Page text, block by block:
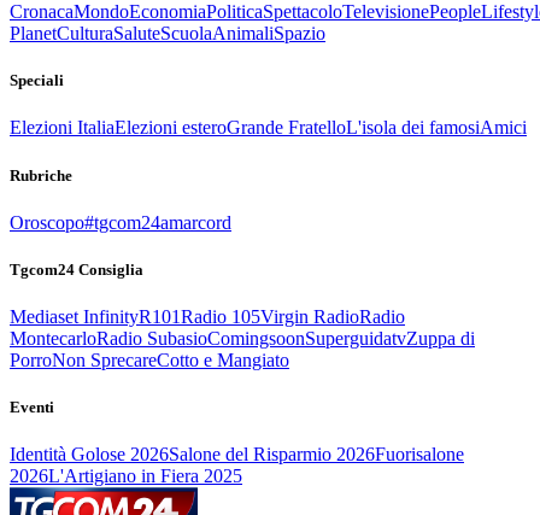
CronacaMondoEconomiaPoliticaSpettacoloTelevisionePeople
PlanetCulturaSaluteScuolaAnimaliSpazio
Speciali
Elezioni ItaliaElezioni esteroGrande FratelloL'isola dei famosiAmici
Rubriche
Oroscopo#tgcom24amarcord
Tgcom24 Consiglia
Mediaset InfinityR101Radio 105Virgin RadioRadio
MontecarloRadio SubasioComingsoonSuperguidatvZuppa di
PorroNon SprecareCotto e Mangiato
Eventi
Identità Golose 2026Salone del Risparmio 2026Fuorisalone
2026L'Artigiano in Fiera 2025